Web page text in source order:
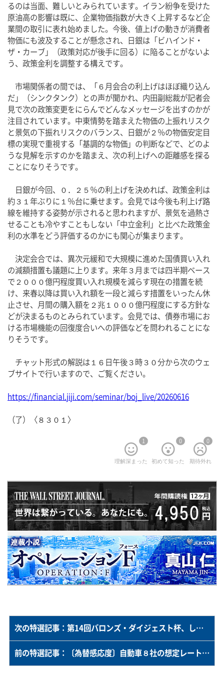
るのは当面、難しいとみられています。イラン紛争を受けた
原油高の影響は既に、企業物価指数が大きく上昇するなど企
業間の取引に表れ始めました。今後、値上げの動きが消費者
物価にも波及することが懸念され、日銀は「ビハインド・
ザ・カーブ」（政策対応が後手に回る）に陥ることがないよ
う、政策金利を調整する構えです。
市場関係者の間では、「６月会合の利上げはほぼ織り込ん
だ」（シンクタンク）との声が聞かれ、内田副総裁が記者会
見で次の政策変更をにらんでどんなメッセージを出すのかが
注目されています。中東情勢を踏まえた物価の上振れリスク
と景気の下振れリスクのバランス、日銀が２％の物価安定目
標の実現で重視する「基調的な物価」の判断などで、どのよ
うな見解を示すのかを踏まえ、次の利上げへの距離感を探る
ことになりそうです。
日銀が今回、０．２５％の利上げを決めれば、政策金利は
約３１年ぶりに１％台に乗せます。会見では今後も利上げ路
線を維持する姿勢が示されると思われますが、景気を過熱さ
せることも冷やすこともしない「中立金利」と比べた政策金
利の水準をどう評価するのかにも関心が集まります。
決定会合では、異次元緩和で大規模に進めた国債買い入れ
の減額措置も議題に上ります。来年３月までは四半期ベース
で２０００億円程度買い入れ規模を減らす現在の措置を続
け、来春以降は買い入れ額を一段と減らす措置をいったん休
止させ、月間の購入額を２兆１０００億円程度にする方針な
どが決まるものとみられています。会見では、債券市場にお
ける市場機能の回復度合いへの評価などを問われることにな
りそうです。
チャット形式の解説は１６日午後３時３０分から次のウェ
ブサイトで行いますので、ご覧ください。
https://financial.jiji.com/seminar/boj_live/20260616
（了）〈８３０１〉
1
理解深まった
0
初めて知った
0
期待外れ
次の特選記事：第14回バロンズ・ダイジェスト杯、しま うま さんが優勝
前の特選記事：〔為替感応度〕自動車８社の想定レート、１ドル＝１５２円３８銭ー２６年度